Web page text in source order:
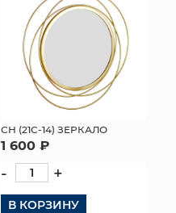
СН (21C-14) ЗЕРКАЛО
1 600 ₽
- +
В КОРЗИНУ